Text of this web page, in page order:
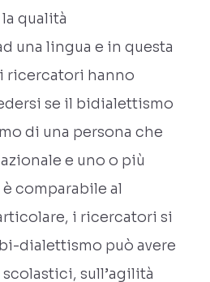
qualità
una lingua e in questa
ricercatori hanno
se il bidialettismo
di una persona che
e uno o più
comparabile al
i ricercatori si
dialettismo può avere
sull’agilità